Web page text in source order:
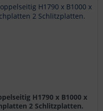
H1790 x B1000 x
2 Schlitzplatten.